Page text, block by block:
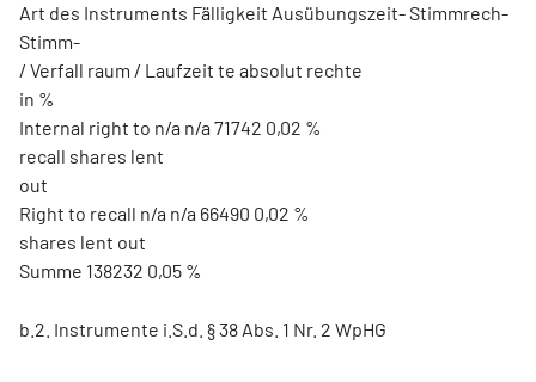
Art des Instruments Fälligkeit Ausübungszeit- Stimmrech-
Stimm-
/ Verfall raum / Laufzeit te absolut rechte
in %
Internal right to n/a n/a 71742 0,02 %
recall shares lent
out
Right to recall n/a n/a 66490 0,02 %
shares lent out
Summe 138232 0,05 %
b.2. Instrumente i.S.d. § 38 Abs. 1 Nr. 2 WpHG